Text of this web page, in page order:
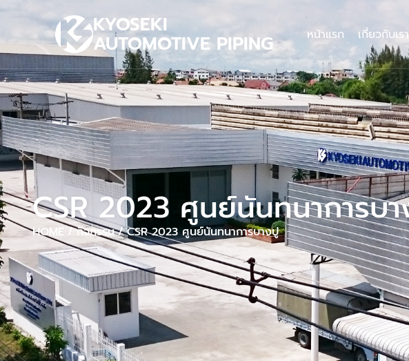
KYOSEKI
AUTOMOTIVE PIPING หน้าแรก เกี่ยวกับเรา
CSR 2023 ศูนย์นันทนาการบ
HOME / กิจกรรม / CSR 2023 ศูนย์นันทนาการบางปู